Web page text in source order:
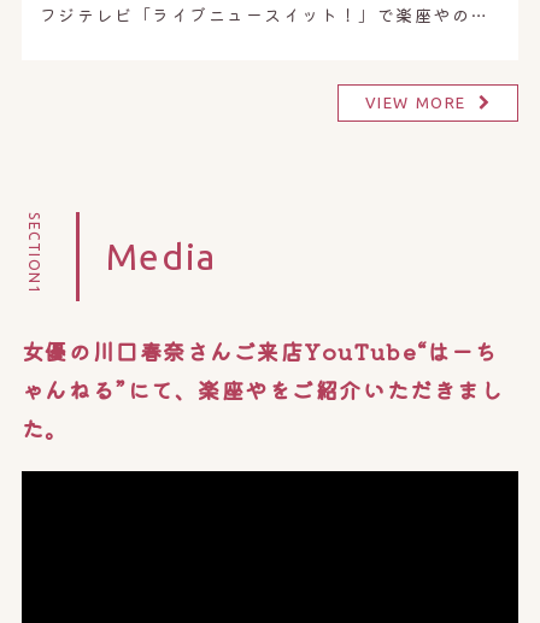
フジテレビ「ライブニュースイット！」で楽座やのよもぎ蒸しをご紹介いただきました。
VIEW MORE
Media
SECTION1
女優の川口春奈さんご来店YouTube“はーち
ゃんねる”にて、楽座やをご紹介いただきまし
た。